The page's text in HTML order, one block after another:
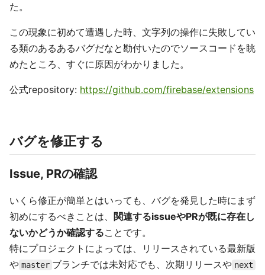
た。
この現象に初めて遭遇した時、文字列の操作に失敗してい
る類のあるあるバグだなと勘付いたのでソースコードを眺
めたところ、すぐに原因がわかりました。
公式repository: https://github.com/firebase/extensions
バグを修正する
Issue, PRの確認
いくら修正が簡単とはいっても、バグを発見した時にまず
初めにするべきことは、 関連するissueやPRが既に存在し
ないかどうか確認することです。
特にプロジェクトによっては、リリースされている最新版
や master ブランチでは未対応でも、次期リリースや next